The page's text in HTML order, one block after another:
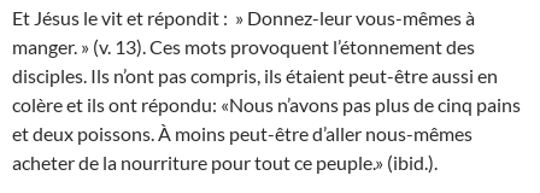
Et Jésus le vit et répondit : » Donnez-leur vous-mêmes à
manger. » (v. 13). Ces mots provoquent l’étonnement des
disciples. Ils n’ont pas compris, ils étaient peut-être aussi en
colère et ils ont répondu: «Nous n’avons pas plus de cinq pains
et deux poissons. À moins peut-être d’aller nous-mêmes
acheter de la nourriture pour tout ce peuple.» (ibid.).